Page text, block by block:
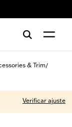
& Trim/
Verificar ajuste